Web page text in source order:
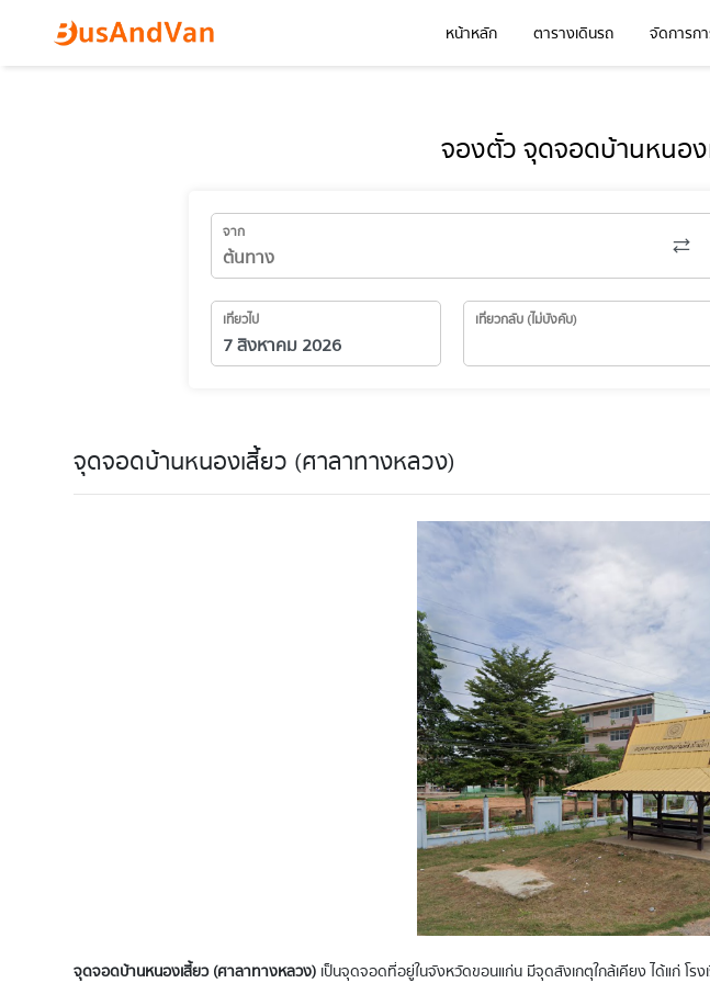
หน้าหลัก ตารางเดินรถ จัดการก
จองตั๋ว จุดจอดบ้านหนอง
จาก
เที่ยวไป เที่ยวกลับ (ไม่บังคับ)
จุดจอดบ้านหนองเสี้ยว (ศาลาทางหลวง)
จุดจอดบ้านหนองเสี้ยว (ศาลาทางหลวง) เป็นจุดจอดที่อยู่ในจังหวัดขอนแก่น มีจุดสังเกตุใกล้เคียง ได้แก่ โ